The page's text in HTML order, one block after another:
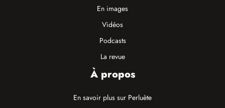
En images
Vidéos
Podcasts
La revue
À propos
En savoir plus sur Perluète